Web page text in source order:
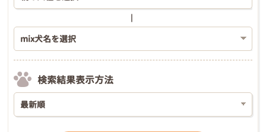
検索結果表示方法